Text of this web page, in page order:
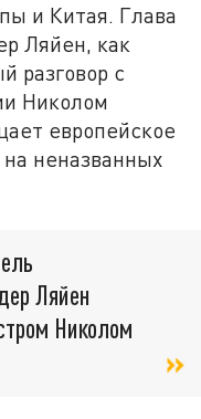
и Китая. Глава
Ляйен, как
разговор с
Николом
европейское
неназванных
Ляйен
Николом